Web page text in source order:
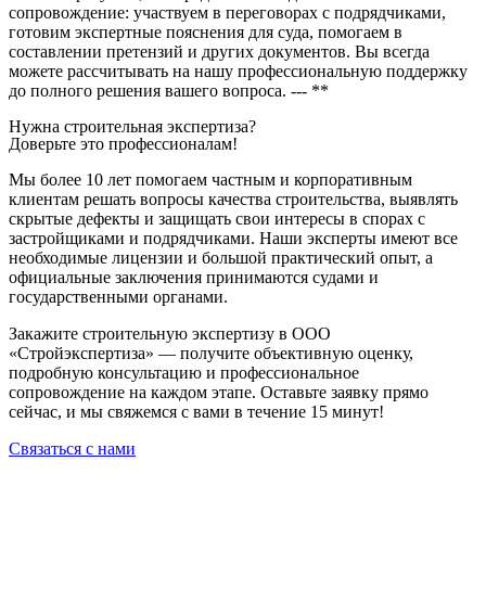
сопровождение: участвуем в переговорах с подрядчиками,
готовим экспертные пояснения для суда, помогаем в
составлении претензий и других документов. Вы всегда
можете рассчитывать на нашу профессиональную поддержку
до полного решения вашего вопроса. --- **
Нужна строительная экспертиза?
Доверьте это профессионалам!
Мы более 10 лет помогаем частным и корпоративным
клиентам решать вопросы качества строительства, выявлять
скрытые дефекты и защищать свои интересы в спорах с
застройщиками и подрядчиками. Наши эксперты имеют все
необходимые лицензии и большой практический опыт, а
официальные заключения принимаются судами и
государственными органами.
Закажите строительную экспертизу в ООО
«Стройэкспертиза» — получите объективную оценку,
подробную консультацию и профессиональное
сопровождение на каждом этапе. Оставьте заявку прямо
сейчас, и мы свяжемся с вами в течение 15 минут!
Связаться с нами